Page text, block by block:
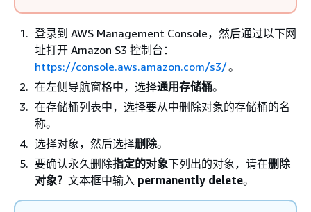
登录到 AWS Management Console，然后通过以下网
址打开 Amazon S3 控制台：
https://console.aws.amazon.com/s3/。
在左侧导航窗格中，选择通用存储桶。
在存储桶列表中，选择要从中删除对象的存储桶的名
称。
选择对象，然后选择删除。
要确认永久删除指定的对象下列出的对象，请在删除
对象？ 文本框中输入 permanently delete。